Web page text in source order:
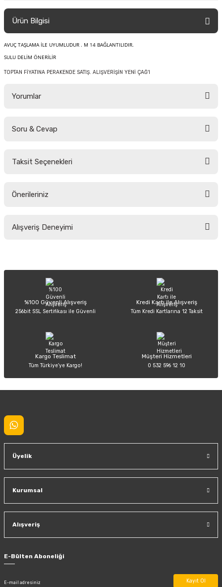
Ürün Bilgisi
AVUÇ TAŞLAMA İLE UYUMLUDUR . M 14 BAĞLANTILIDIR.
SULU DELİM ÖNERİLİR
TOPTAN FİYATINA PERAKENDE SATIŞ. ALIŞVERİŞİN YENİ ÇAĞ'I
Yorumlar
Soru & Cevap
Taksit Seçenekleri
Önerileriniz
yetersiz gördüğünüz noktaları öneri formunu kullanarak tarafımıza
Ürün açıklamasında eksik bilgiler bulunuyor.
Ürün bilgilerinde hatalar bulunuyor.
Ürün fiyatı diğer sitelerden daha pahalı.
Alışveriş Deneyimi
%100 Güvenli Alışveriş
256bit SSL Sertifikası ile Güvenli
Kredi Kartı ile Alışveriş
Tüm Kredi Kartlarına 12 Taksit
Kargo Teslimat
Tüm Türkiye’ye Kargo!
Müşteri Hizmetleri
0 532 596 12 10
Üyelik
Kurumsal
Alışveriş
E-Bülten Aboneliği
Kayıt Ol